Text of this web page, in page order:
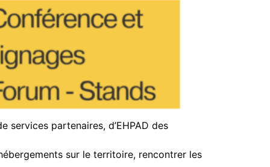
services partenaires, d’EHPAD des
sur le territoire, rencontrer les